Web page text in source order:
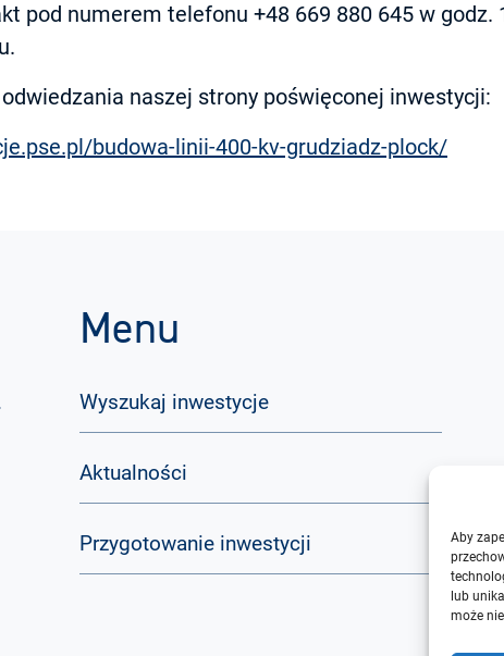
Aby
lub
może
pod numerem telefonu +48 669 880 645 w godz.
naszej strony poświęconej inwestycji:
budowa-linii-400-kv-grudziadz-plock/
Menu
Wyszukaj inwestycje
Aktualności
Przygotowanie inwestycji